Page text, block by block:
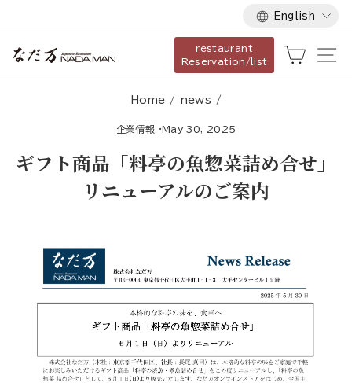
content
Language
English
restaurant
Reservation/list
Cart
Home / news /
企業情報 ·May 30, 2025
ギフト商品「料亭の魚惣菜詰め合せ」
リニューアルのご案内